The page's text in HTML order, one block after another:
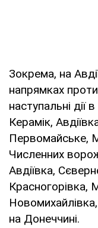
Зокрема, на
напрямках
наступальні дії
Керамік,
Первомайське,
Численних
Авдіївка,
Красногорівка,
на Донеччині.